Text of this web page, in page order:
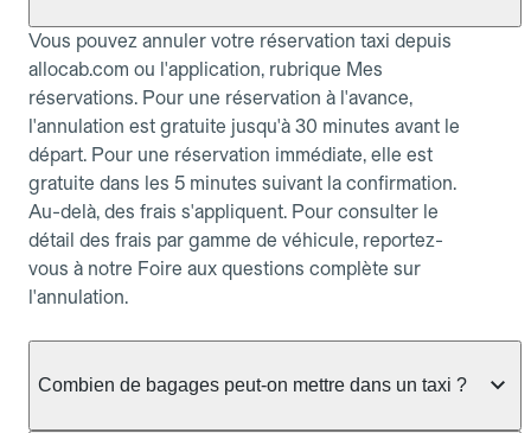
Vous pouvez annuler votre réservation taxi depuis
allocab.com ou l'application, rubrique Mes
réservations. Pour une réservation à l'avance,
l'annulation est gratuite jusqu'à 30 minutes avant le
départ. Pour une réservation immédiate, elle est
gratuite dans les 5 minutes suivant la confirmation.
Au-delà, des frais s'appliquent. Pour consulter le
détail des frais par gamme de véhicule, reportez-
vous à notre Foire aux questions complète sur
l'annulation.
Combien de bagages peut-on mettre dans un taxi ?